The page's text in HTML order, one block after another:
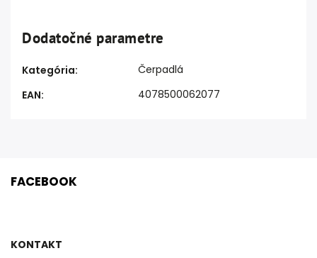
Dodatočné parametre
Kategória:
Čerpadlá
EAN: 4078500062077
FACEBOOK
KONTAKT